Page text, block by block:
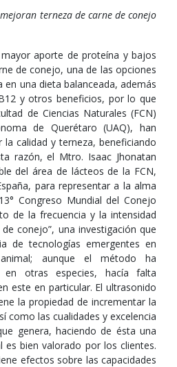
terneza de carne de conejo
aporte de proteína y bajos
de conejo, una de las opciones
en una dieta balanceada, además
y otros beneficios, por lo que
de Ciencias Naturales (FCN)
de Querétaro (UAQ), han
calidad y terneza, beneficiando
razón, el Mtro. Isaac Jhonatan
del área de lácteos de la FCN,
para representar a la alma
Congreso Mundial del Conejo
de la frecuencia y la intensidad
conejo”, una investigación que
de tecnologías emergentes en
aunque el método ha
en otras especies, hacía falta
este en particular. El ultrasonido
la propiedad de incrementar la
como las cualidades y excelencia
genera, haciendo de ésta una
es bien valorado por los clientes.
efectos sobre las capacidades